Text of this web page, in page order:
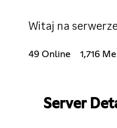
Witaj na
49 Online 1,716
Server